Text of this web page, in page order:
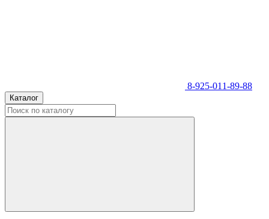
8-925-011-89-88
Каталог